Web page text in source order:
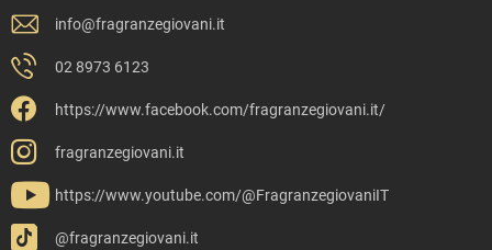
info@fragranzegiovani.it
02 8973 6123
https://www.facebook.com/fragranzegiovani.it/
fragranzegiovani.it
https://www.youtube.com/@FragranzegiovaniIT
@fragranzegiovani.it